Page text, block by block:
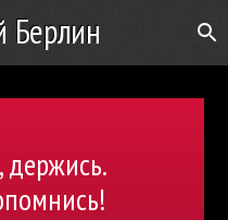
Берлин
держись.